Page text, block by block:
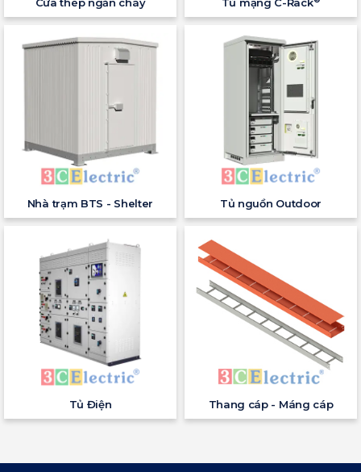
Nhà trạm BTS - Shelter Tủ nguồn Outdoor
Tủ Điện Thang cáp - Máng cáp